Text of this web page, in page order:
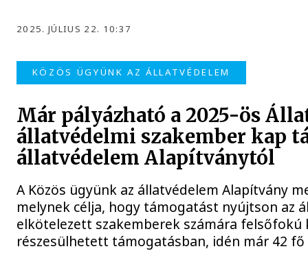
2025. JÚLIUS 22. 10:37
KÖZÖS ÜGYÜNK AZ ÁLLATVÉDELEM
Már pályázható a 2025-ös
állatvédelmi szakember kap
állatvédelem Alapítványtól
A Közös ügyünk az állatvédelem Alapítvány
melynek célja, hogy támogatást nyújtson az
elkötelezett szakemberek számára
részesülhetett támogatásban, idén már 42